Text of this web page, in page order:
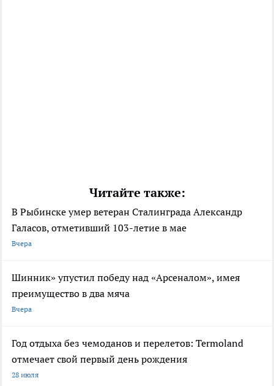
Читайте также:
В Рыбинске умер ветеран Сталинграда Александр
Галасов, отметивший 103-летие в мае
Вчера
Шинник» упустил победу над «Арсеналом», имея
преимущество в два мяча
Вчера
Год отдыха без чемоданов и перелетов: Termoland
отмечает свой первый день рождения
28 июля